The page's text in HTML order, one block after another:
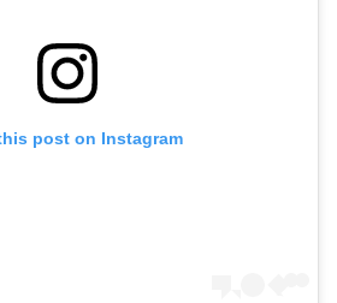
post on Instagram